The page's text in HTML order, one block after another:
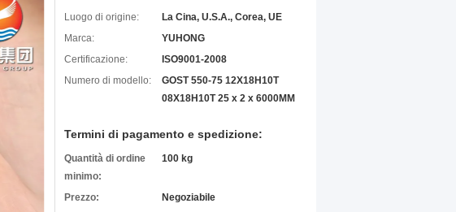
Luogo di origine:
La Cina, U.S.A., Corea, UE
Marca:
YUHONG
Certificazione:
ISO9001-2008
Numero di modello:
GOST 550-75 12X18H10T
08X18H10T 25 x 2 x 6000MM
Termini di pagamento e spedizione:
Quantità di ordine
minimo:
100 kg
Prezzo: Negoziabile